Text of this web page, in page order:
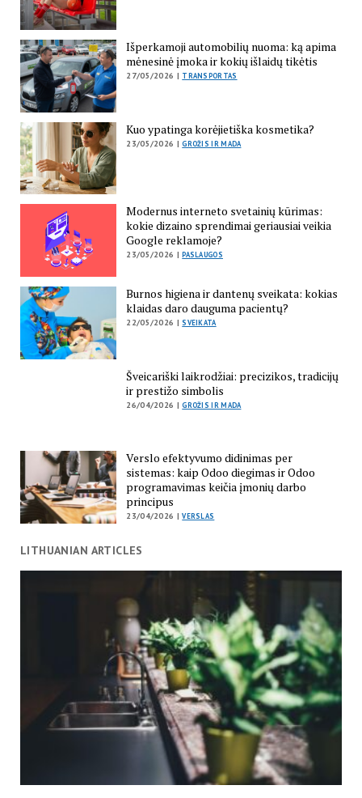
Išperkamoji automobilių nuoma: ką apima
mėnesinė įmoka ir kokių išlaidų tikėtis
27/05/2026 | TRANSPORTAS
Kuo ypatinga korėjietiška kosmetika?
23/05/2026 |GROŽIS IR MADA
Modernus interneto svetainių kūrimas:
kokie dizaino sprendimai geriausiai veikia
Google reklamoje?
23/05/2026 |PASLAUGOS
Burnos higiena ir dantenų sveikata: kokias
klaidas daro dauguma pacientų?
22/05/2026 |SVEIKATA
Šveicariški laikrodžiai: precizikos, tradicijų
ir prestižo simbolis
26/04/2026 |GROŽIS IR MADA
Verslo efektyvumo didinimas per
sistemas: kaip Odoo diegimas ir Odoo
programavimas keičia įmonių darbo
principus
23/04/2026 |VERSLAS
LITHUANIAN ARTICLES